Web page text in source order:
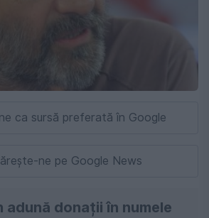
ca sursă preferată în Google
ne pe Google News
donații în numele